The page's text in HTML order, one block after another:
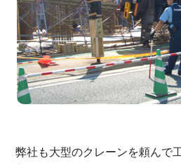
弊社も大型のクレーンを頼んで